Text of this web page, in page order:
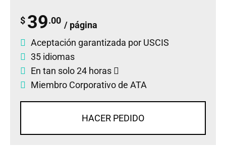
$ 39.00 / página
Aceptación garantizada por USCIS
35 idiomas
En tan solo 24 horas
Miembro Corporativo de ATA
HACER PEDIDO